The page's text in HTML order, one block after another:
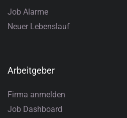
Job Alarme
Neuer Lebenslauf
Arbeitgeber
Firma anmelden
Job Dashboard